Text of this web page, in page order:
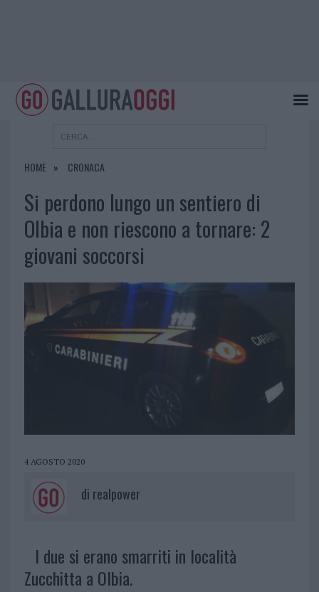
HOME CRONACA
Si perdono lungo un sentiero di
Olbia e non riescono a tornare: 2
giovani soccorsi
4 AGOSTO 2020
di realpower
I due si erano smarriti in località
Zucchitta a Olbia.